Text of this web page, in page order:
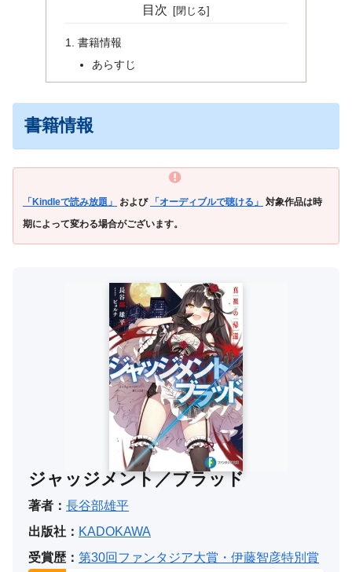
目次
書籍情報
あらすじ
書籍情報
「Kindleで読み放題」 および 「オーディブルで聴ける」
対象作品は時
期によって変わる場合がございます。
ジャッジメント／ブラッド
著者： 長谷部雄平
出版社： KADOKAWA
受賞歴： 第30回ファンタジア大賞・伊藤智彦特別賞